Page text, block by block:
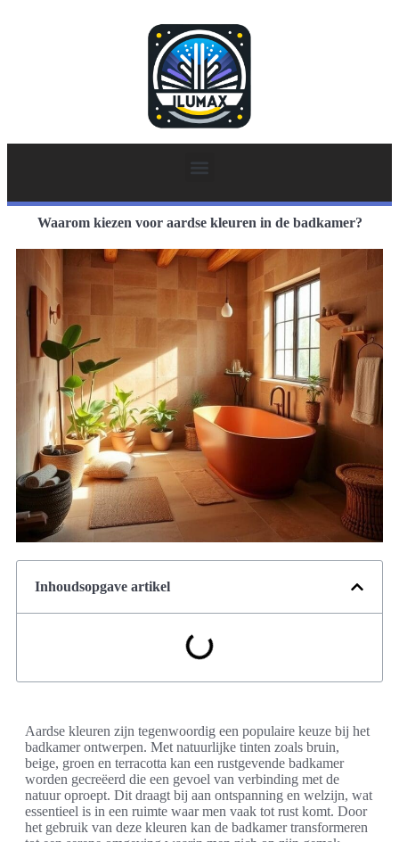
Waarom kiezen voor aardse kleuren in de badkamer?
Inhoudsopgave artikel
Aardse kleuren zijn tegenwoordig een populaire keuze bij het
badkamer ontwerpen. Met natuurlijke tinten zoals bruin,
beige, groen en terracotta kan een rustgevende badkamer
worden gecreëerd die een gevoel van verbinding met de
natuur oproept. Dit draagt bij aan ontspanning en welzijn, wat
essentieel is in een ruimte waar men vaak tot rust komt. Door
het gebruik van deze kleuren kan de badkamer transformeren